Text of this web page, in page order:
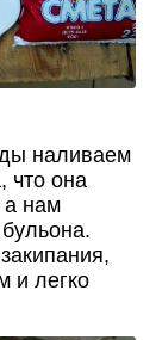
наливаем
что она
а нам
и легко